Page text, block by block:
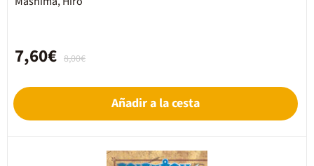
8,00€
7,60€
Añadir a la cesta